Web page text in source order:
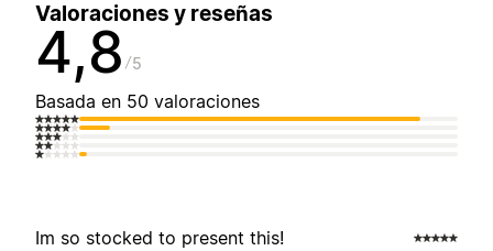
Valoraciones y reseñas
4,8 5
Basada en 50 valoraciones
Im so stocked to present this!